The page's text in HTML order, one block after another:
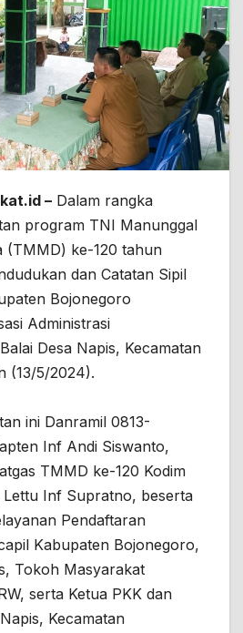
– Dalam rangka
program TNI Manunggal
(TMMD) ke-120 tahun
dan Catatan Sipil
Bojonegoro
Administrasi
Desa Napis, Kecamatan
(13/5/2024).
ini Danramil 0813-
Inf Andi Siswanto,
TMMD ke-120 Kodim
Inf Supratno, beserta
Pendaftaran
Kabupaten Bojonegoro,
Tokoh Masyarakat
serta Ketua PKK dan
Kecamatan